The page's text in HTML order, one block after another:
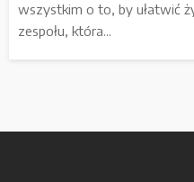
wszystkim o to, by ułatwić
zespołu, która...